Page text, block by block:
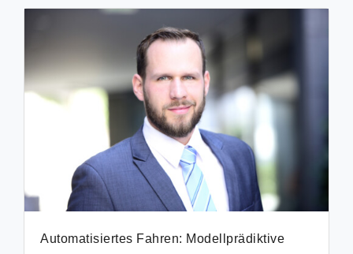
Automatisiertes Fahren: Modellprädiktive